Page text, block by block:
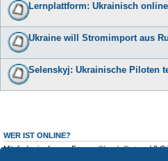
Lernplattform: Ukrainisch
Ukraine will Stromimport aus
Selenskyj: Ukrainische Piloten
WER IST ONLINE?
Mitglieder in diesem Forum:ClaudeBotund 2